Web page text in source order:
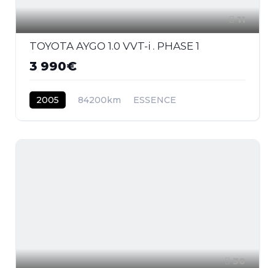
11
TOYOTA AYGO 1.0 VVT-i . PHASE 1
3 990€
2005 84200km ESSENCE
30